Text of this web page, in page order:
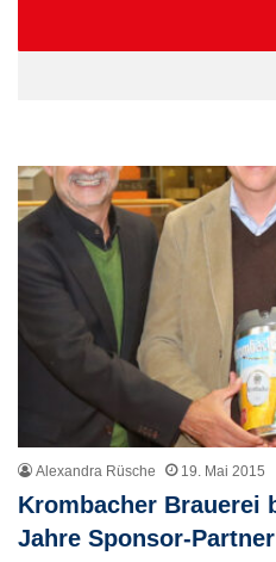
Alexandra Rüsche 19. Mai 2015
Krombacher Brauerei
Jahre Sponsor-